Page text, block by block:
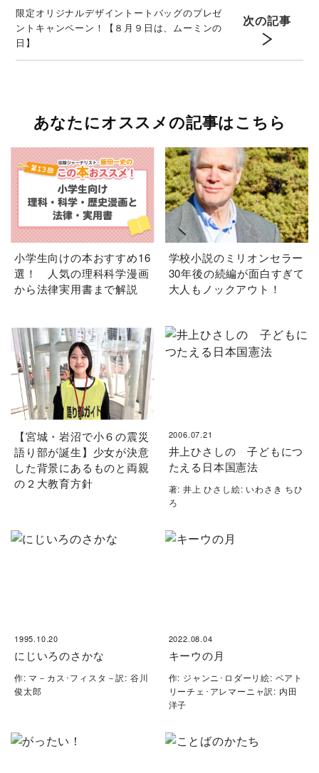
限定オリジナルデザイントートバッグのプレゼ
ントキャンペーン！【８月９日は、ムーミンの
日】
次の記事
あなたにオススメの記事はこちら
小学生向けの本おすすめ16
選！ 人気の理科科学漫画
から法律実用書まで解説
学校小説のミリオンセラー
30年後の続編が面白すぎて
大人もノックアウト！
【宮城・岩沼で小６の震災
語り部が誕生】少女が決意
した背景にあるものと両親
の２大教育方針
2006.07.21
井上ひさしの 子どもにつ
たえる日本国憲法
著: 井上 ひさし絵: いわさき ちひ
ろ
1995.10.20
にじいろのさかな
作: マ－カス･フィスタ－訳: 谷川
俊太郎
2022.08.04
キーウの月
作: ジャンニ･ロダーリ絵: ベアト
リーチェ･アレマーニャ訳: 内田
洋子